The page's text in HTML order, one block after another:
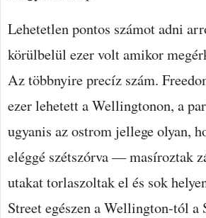
Lehetetlen pontos számot adni
körülbelül ezer volt amikor
Az többnyire precíz szám.
ezer lehetett a Wellingtonon, a
ugyanis az ostrom jellege olyan,
eléggé szétszórva — masíroztak
utakat torlaszoltak el és sok
Street egészen a Wellington-tól